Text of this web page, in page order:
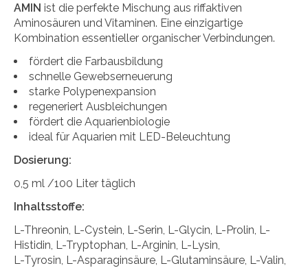
AMIN ist die perfekte Mischung aus riffaktiven
Aminosäuren und Vitaminen. Eine einzigartige
Kombination essentieller organischer Verbindungen.
fördert die Farbausbildung
schnelle Gewebserneuerung
starke Polypenexpansion
regeneriert Ausbleichungen
fördert die Aquarienbiologie
ideal für Aquarien mit LED-Beleuchtung
Dosierung:
0,5 ml /100 Liter täglich
Inhaltsstoffe:
L-Threonin, L-Cystein, L-Serin, L-Glycin, L-Prolin, L-
Histidin, L-Tryptophan, L-Arginin, L-Lysin,
L-Tyrosin, L-Asparaginsäure, L-Glutaminsäure, L-Valin,